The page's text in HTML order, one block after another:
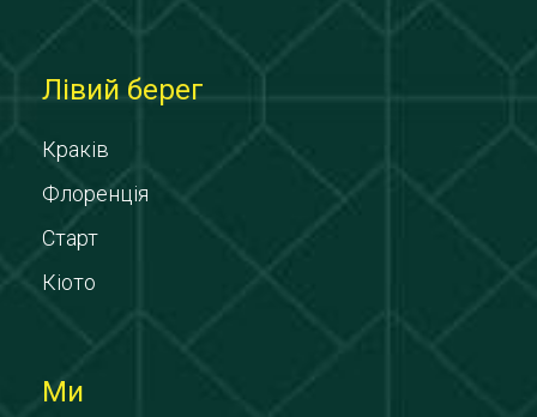
Лівий берег
Краків
Флоренція
Старт
Кіото
Ми